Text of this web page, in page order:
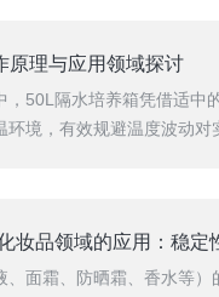
原理与应用领域探讨
，50L隔水培养箱凭借适中
境，有效规避温度波动
妆品领域的应用：稳定
、面霜、防晒霜、香水等